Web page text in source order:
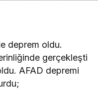
deprem oldu.
gerçekleşti
AFAD depremi